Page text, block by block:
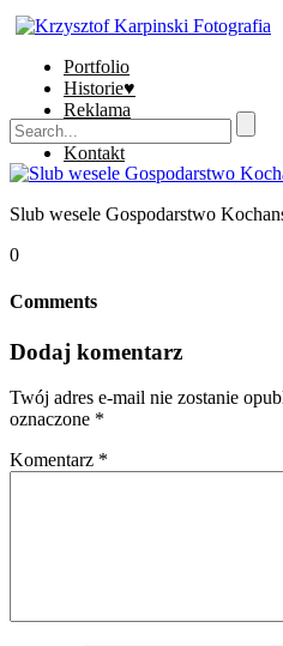
Portfolio
Historie♥
Reklama
Sklep
Kontakt
Slub wesele Gospodarstwo
0
Comments
Dodaj komentarz
Twój adres e-mail nie zostanie
oznaczone *
Komentarz *